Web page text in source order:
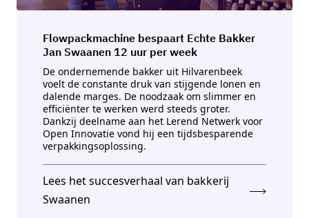
Flowpackmachine bespaart Echte Bakker
Jan Swaanen 12 uur per week
De ondernemende bakker uit Hilvarenbeek
voelt de constante druk van stijgende lonen en
dalende marges. De noodzaak om slimmer en
efficiënter te werken werd steeds groter.
Dankzij deelname aan het Lerend Netwerk voor
Open Innovatie vond hij een tijdsbesparende
verpakkingsoplossing.
Lees het succesverhaal van bakkerij
Swaanen